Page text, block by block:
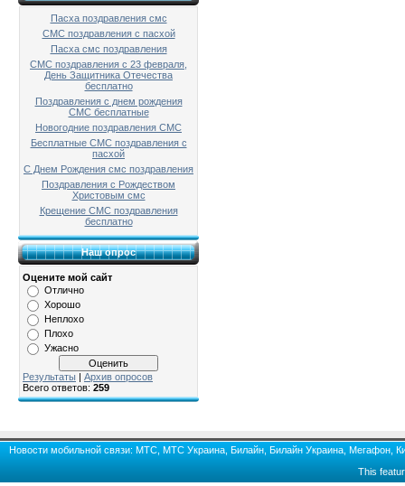
Пасха поздравления смс
СМС поздравления с пасхой
Пасха смс поздравления
СМС поздравления с 23 февраля,
День Защитника Отечества
бесплатно
Поздравления с днем рождения
СМС бесплатные
Новогодние поздравления СМС
Бесплатные СМС поздравления с
пасхой
С Днем Рождения смс поздравления
Поздравления с Рождеством
Христовым смс
Крещение СМС поздравления
бесплатно
Наш опрос
Оцените мой сайт
Отлично
Хорошо
Неплохо
Плохо
Ужасно
Результаты | Архив опросов
Всего ответов: 259
Новости мобильной связи: МТС, МТС Украина, Билайн, Билайн Украина, Мегафон,
This